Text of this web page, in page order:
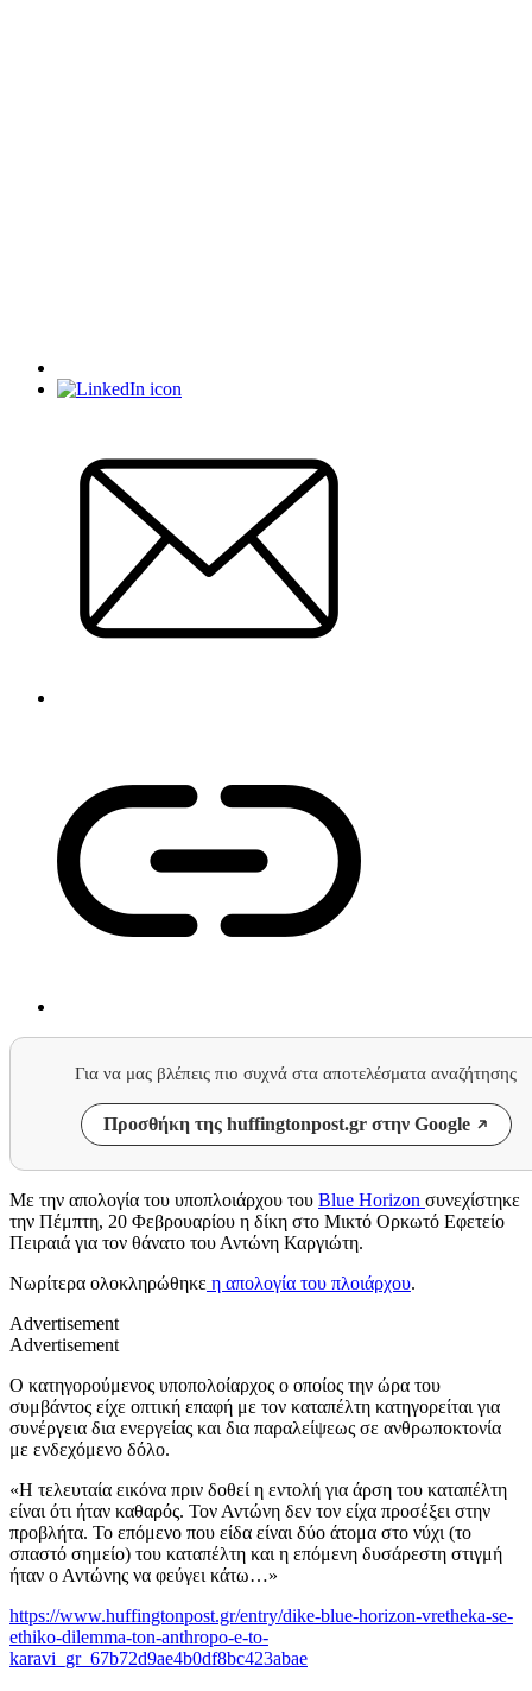
Για να μας βλέπεις πιο συχνά στα αποτελέσματα αναζήτησης
Προσθήκη της huffingtonpost.gr στην Google
Με την απολογία του υποπλοιάρχου του Blue Horizon συνεχίστηκε
την Πέμπτη, 20 Φεβρουαρίου η δίκη στο Μικτό Ορκωτό Εφετείο
Πειραιά για τον θάνατο του Αντώνη Καργιώτη.
Νωρίτερα ολοκληρώθηκε η απολογία του πλοιάρχου.
Advertisement
Advertisement
Ο κατηγορούμενος υποπολοίαρχος ο οποίος την ώρα του
συμβάντος είχε οπτική επαφή με τον καταπέλτη κατηγορείται για
συνέργεια δια ενεργείας και δια παραλείψεως σε ανθρωποκτονία
με ενδεχόμενο δόλο.
«Η τελευταία εικόνα πριν δοθεί η εντολή για άρση του καταπέλτη
είναι ότι ήταν καθαρός. Τον Αντώνη δεν τον είχα προσέξει στην
προβλήτα. Το επόμενο που είδα είναι δύο άτομα στο νύχι (το
σπαστό σημείο) του καταπέλτη και η επόμενη δυσάρεστη στιγμή
ήταν ο Αντώνης να φεύγει κάτω…»
https://www.huffingtonpost.gr/entry/dike-blue-horizon-vretheka-se-
ethiko-dilemma-ton-anthropo-e-to-
karavi_gr_67b72d9ae4b0df8bc423abae